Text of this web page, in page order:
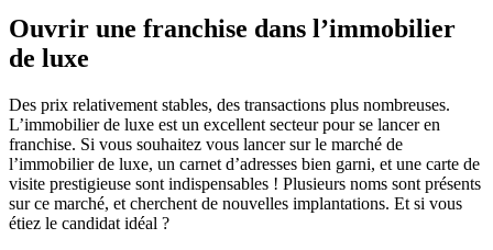
Ouvrir une franchise dans l’immobilier
de luxe
Des prix relativement stables, des transactions plus nombreuses.
L’immobilier de luxe est un excellent secteur pour se lancer en
franchise. Si vous souhaitez vous lancer sur le marché de
l’immobilier de luxe, un carnet d’adresses bien garni, et une carte de
visite prestigieuse sont indispensables ! Plusieurs noms sont présents
sur ce marché, et cherchent de nouvelles implantations. Et si vous
étiez le candidat idéal ?